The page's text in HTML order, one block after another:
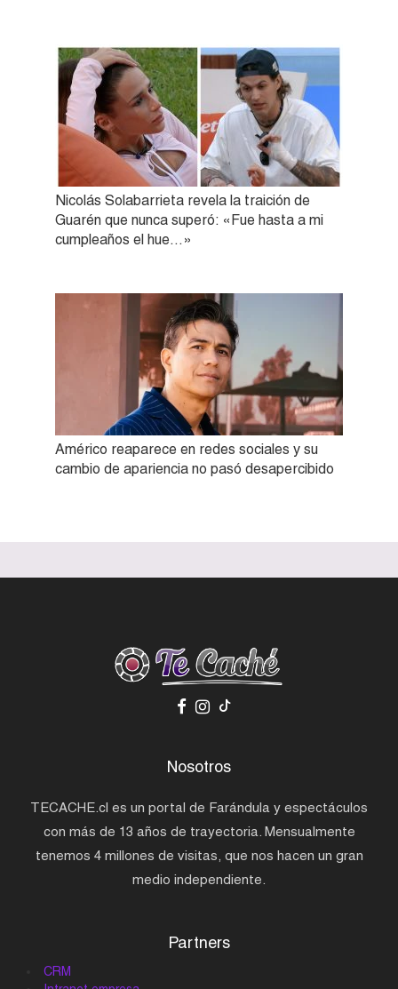
Nicolás Solabarrieta revela la traición de
Guarén que nunca superó: «Fue hasta a mi
cumpleaños el hue…»
Américo reaparece en redes sociales y su
cambio de apariencia no pasó desapercibido
Nosotros
TECACHE.cl es un portal de Farándula y espectáculos
con más de 13 años de trayectoria. Mensualmente
tenemos 4 millones de visitas, que nos hacen un gran
medio independiente.
Partners
CRM